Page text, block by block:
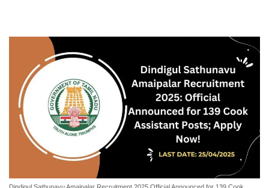
Dindigul Sathunavu Amaipalar Recruitment 2025 Official Announced for 139 Cook